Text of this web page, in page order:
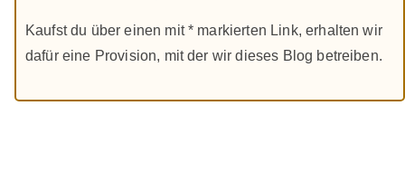
Kaufst du über einen mit * markierten Link, erhalten wir
dafür eine Provision, mit der wir dieses Blog betreiben.